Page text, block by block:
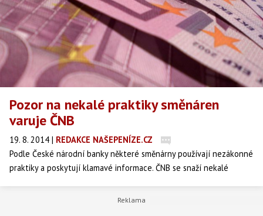
Pozor na nekalé praktiky směnáren
varuje ČNB
19. 8. 2014 | REDAKCE NAŠEPENÍZE.CZ
Podle České národní banky některé směnárny používají nezákonné
praktiky a poskytují klamavé informace. ČNB se snaží nekalé
nedostatky v oblasti informování klientů o směnných kurzech a